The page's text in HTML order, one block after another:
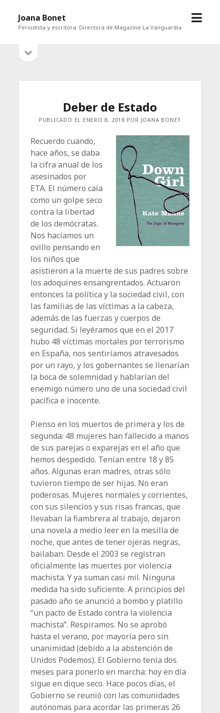
Joana Bonet
Periodista y escritora. Directora de Magazine La Vanguardia
abrir
Barrabarra
Deber de Estado
PUBLICADO EL ENERO 8, 2018 POR JOANA BONET
Recuerdo cuando,
hace años, se daba
la cifra anual de los
asesinados por
ETA. El número caía
como un golpe seco
contra la libertad
de los demócratas.
Nos hacíamos un
ovillo pensando en
los niños que
asistieron a la muerte de sus padres sobre
los adoquines ensangrentados. Actuaron
entonces la política y la sociedad civil, con
las familias de las víctimas a la cabeza,
además de las fuerzas y cuerpos de
seguridad. Si leyéramos que en el 2017
hubo 48 víctimas mortales por terrorismo
en España, nos sentiríamos atravesados
por un rayo, y los gobernantes se llenarían
la boca de solemnidad y hablarían del
enemigo número uno de una sociedad civil
pacífica e inocente.
Pienso en los muertos de primera y los de
segunda: 48 mujeres han falle­cido a manos
de sus parejas o exparejas en el año que
hemos despedido. Tenían entre 18 y 85
años. Algunas eran madres, otras sólo
tuvieron tiempo de ser hijas. No eran
poderosas. Mujeres normales y corrientes,
con sus silencios y sus risas francas, que
llevaban la fiambrera al trabajo, dejaron
una novela a medio leer en la mesilla de
noche, que antes de tener ojeras negras,
bailaban. Desde el 2003 se registran
oficialmente las muertes por violencia
machista. Y ya suman casi mil. Ninguna
medida ha sido suficiente. A principios del
pasado año se anunció a bombo y platillo
“un pacto de Estado contra la violencia
machista”. Respiramos. No se aprobó
hasta el verano, por mayoría pero sin
unanimidad (debido a la abstención de
Unidos Podemos). El Gobierno tenía dos
meses para ponerlo en marcha: hoy en día
sigue en dique ­seco. Hace pocos días, el
Gobierno se reunió con las comunidades
autónomas para acordar las primeras 26